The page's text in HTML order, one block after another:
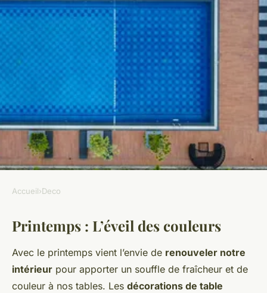
Les meilleures saisons pour
une décoration de table
parfaites
Accueil›Deco
Printemps : L’éveil des couleurs
Avec le printemps vient l’envie de renouveler notre
intérieur pour apporter un souffle de fraîcheur et de
couleur à nos tables. Les décorations de table